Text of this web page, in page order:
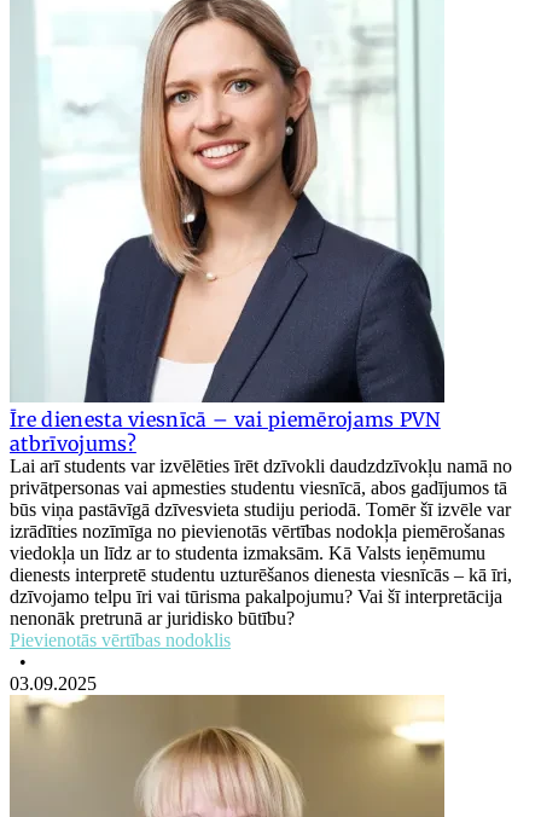
Īre dienesta viesnīcā – vai piemērojams PVN
atbrīvojums?
Lai arī students var izvēlēties īrēt dzīvokli daudzdzīvokļu namā no
privātpersonas vai apmesties studentu viesnīcā, abos gadījumos tā
būs viņa pastāvīgā dzīvesvieta studiju periodā. Tomēr šī izvēle var
izrādīties nozīmīga no pievienotās vērtības nodokļa piemērošanas
viedokļa un līdz ar to studenta izmaksām. Kā Valsts ieņēmumu
dienests interpretē studentu uzturēšanos dienesta viesnīcās – kā īri,
dzīvojamo telpu īri vai tūrisma pakalpojumu? Vai šī interpretācija
nenonāk pretrunā ar juridisko būtību?
Pievienotās vērtības nodoklis
•
03.09.2025